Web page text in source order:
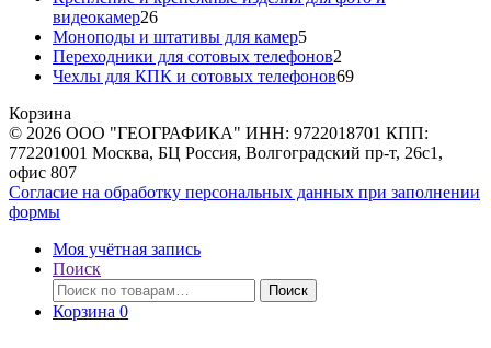
видеокамер2626
товаров
Моноподы и штативы для камер55
товаров
Переходники для сотовых телефонов2
товара
Чехлы для КПК и сотовых телефонов6969
Корзина
© 2026 ООО "ГЕОГРАФИКА" ИНН: 9722018701 КПП:
772201001 Москва, БЦ Россия, Волгоградский пр-т, 26с1,
офис 807
Согласие на обработку персональных данных при заполнении
формы
Моя учётная запись
Поиск
Искать:
Поиск
Корзина 0